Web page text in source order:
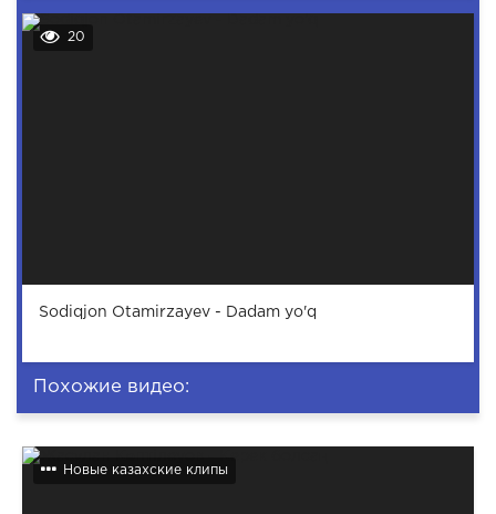
20
Sodiqjon Otamirzayev - Dadam yo'q
Похожие видео:
Новые казахские клипы